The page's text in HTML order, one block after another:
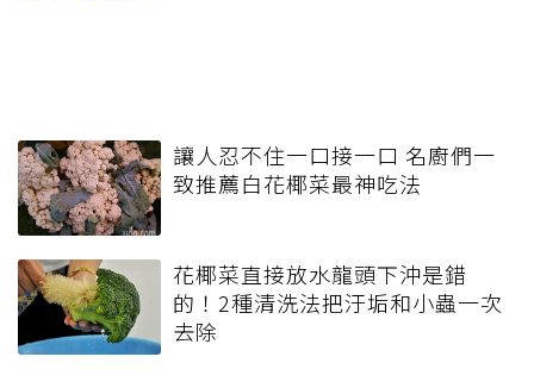
讓人忍不住一口接一口 名廚們一
致推薦白花椰菜最神吃法
花椰菜直接放水龍頭下沖是錯
的！2種清洗法把汙垢和小蟲一次
去除